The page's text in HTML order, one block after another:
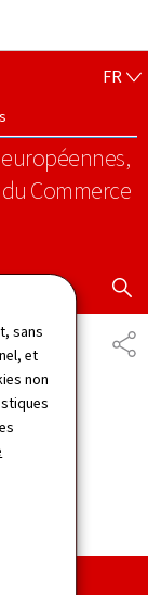
sans
et
non
Commerce
FR